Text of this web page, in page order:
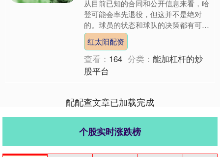
从目前已知的合同和公开信息来看，哈
登可能会率先退役，但这并不是绝对
的。球员的状态和球队的决策都有可能
影响这一结果。以下是我从几个关键方
面进行的对比分析，帮助你更....
红太阳配资
查看： 164 分类：能加杠杆的炒
股平台
配配查文章已加载完成
个股实时涨跌榜